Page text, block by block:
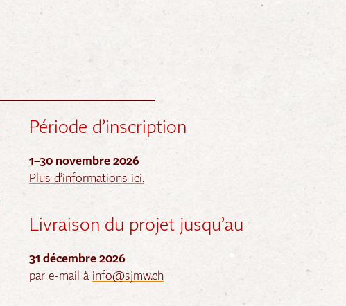
Période d’inscription
1–30 novembre 2026
Plus d’informations ici.
Livraison du projet jusqu’au
31 décembre 2026
par e-mail à info@sjmw.ch